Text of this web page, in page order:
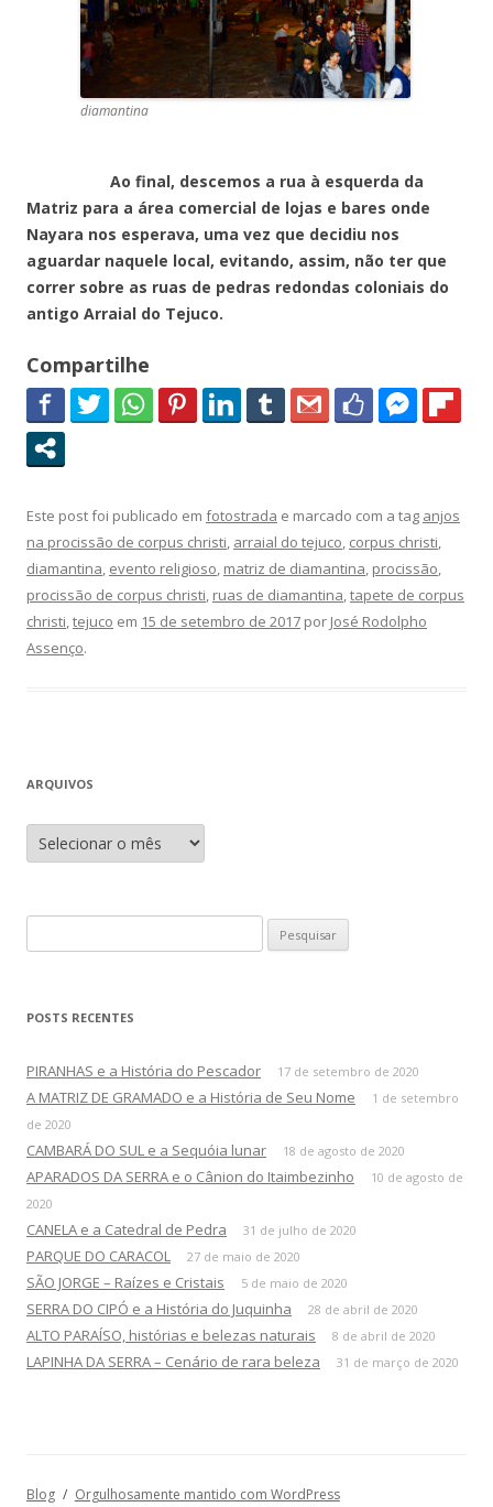
diamantina
Ao final, descemos a rua à esquerda da
Matriz para a área comercial de lojas e bares onde
Nayara nos esperava, uma vez que decidiu nos
aguardar naquele local, evitando, assim, não ter que
correr sobre as ruas de pedras redondas coloniais do
antigo Arraial do Tejuco.
Compartilhe
Este post foi publicado em fotostrada e marcado com a tag anjos
na procissão de corpus christi, arraial do tejuco, corpus christi,
diamantina, evento religioso, matriz de diamantina, procissão,
procissão de corpus christi, ruas de diamantina,tapete de corpus
christi,tejuco em 15 de setembro de 2017 por José Rodolpho
Assenço.
ARQUIVOS
A
q
o
e
POSTS RECENTES
PIRANHAS e a História do Pescador 17 de setembro de 2020
A MATRIZ DE GRAMADO e a História de Seu Nome
1 de setembro
de 2020
CAMBARÁ DO SUL e a Sequóia lunar 18 de agosto de 2020
APARADOS DA SERRA e o Cânion do Itaimbezinho
10 de agosto de
2020
CANELA e a Catedral de Pedra 31 de julho de 2020
PARQUE DO CARACOL 27 de maio de 2020
SÃO JORGE – Raízes e Cristais 5 de maio de 2020
SERRA DO CIPÓ e a História do Juquinha 28 de abril de 2020
ALTO PARAÍSO, histórias e belezas naturais 8 de abril de 2020
LAPINHA DA SERRA – Cenário de rara beleza 31 de março de 2020
Blog Orgulhosamente mantido com WordPress